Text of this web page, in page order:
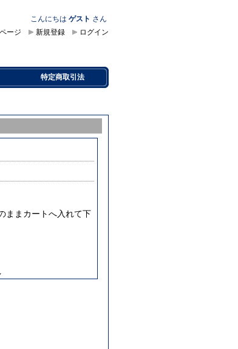
こんにちは ゲスト さん
ログイン
新規登録
ージ
特定商取引法
ままカートへ入れて下